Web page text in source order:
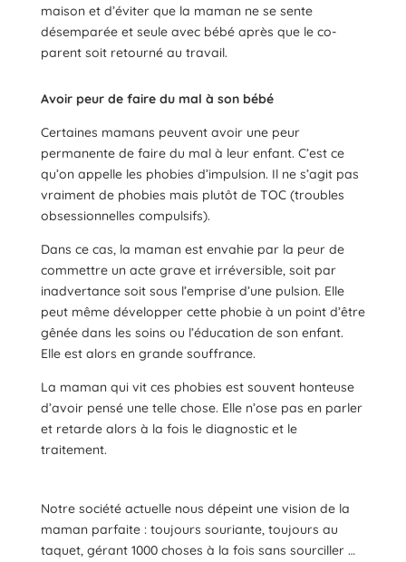
maison et d’éviter que la maman ne se sente
désemparée et seule avec bébé après que le co-
parent soit retourné au travail.
Avoir peur de faire du mal à son bébé
Certaines mamans peuvent avoir une peur
permanente de faire du mal à leur enfant. C’est ce
qu’on appelle les phobies d’impulsion. Il ne s’agit pas
vraiment de phobies mais plutôt de TOC (troubles
obsessionnelles compulsifs).
Dans ce cas, la maman est envahie par la peur de
commettre un acte grave et irréversible, soit par
inadvertance soit sous l’emprise d’une pulsion. Elle
peut même développer cette phobie à un point d’être
gênée dans les soins ou l’éducation de son enfant.
Elle est alors en grande souffrance.
La maman qui vit ces phobies est souvent honteuse
d’avoir pensé une telle chose. Elle n’ose pas en parler
et retarde alors à la fois le diagnostic et le
traitement.
Notre société actuelle nous dépeint une vision de la
maman parfaite : toujours souriante, toujours au
taquet, gérant 1000 choses à la fois sans sourciller …